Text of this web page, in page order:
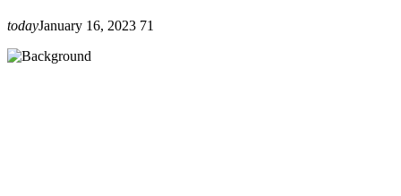
todayJanuary 16, 2023 71